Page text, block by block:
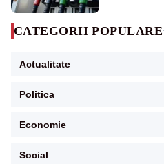
CATEGORII POPULARE
Actualitate
Politica
Economie
Social